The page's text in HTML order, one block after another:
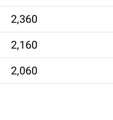
2,360
2,160
2,060